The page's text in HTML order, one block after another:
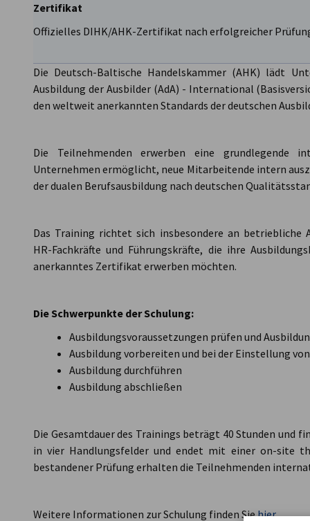
Zertifikat
Offizielles DIHK/AHK-Zertifikat nach erfolgreicher
Die Deutsch-Baltische Handelskammer (AHK) lädt
Ausbildung der Ausbilder (AdA) - International
den weltweit anerkannten Standards der deutschen
Die Teilnehmenden erwerben eine grundlegende
Unternehmen ermöglicht, neue Mitarbeitende intern
der dualen Berufsausbildung nach deutschen
Das Training richtet sich insbesondere an betriebliche
HR-Fachkräfte und Führungskräfte, die ihre
anerkanntes Zertifikat erwerben möchten.
Die Schwerpunkte der Schulung:
Ausbildungsvoraussetzungen prüfen und
Ausbildung vorbereiten und bei der Einstellung
Ausbildung durchführen
Ausbildung abschließen
Die Gesamtdauer des Trainings beträgt 40 Stunden und
in vier Handlungsfelder und endet mit einer on-site
bestandener Prüfung erhalten die Teilnehmenden
Weitere Informationen zur Schulung finden Siehier.